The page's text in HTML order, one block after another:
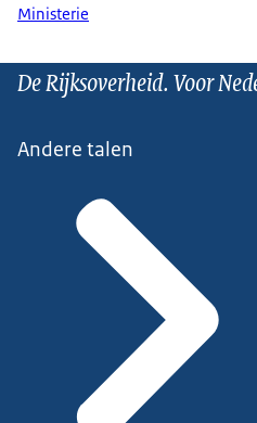
Ministerie
De Rijksoverheid. Voor
Andere talen